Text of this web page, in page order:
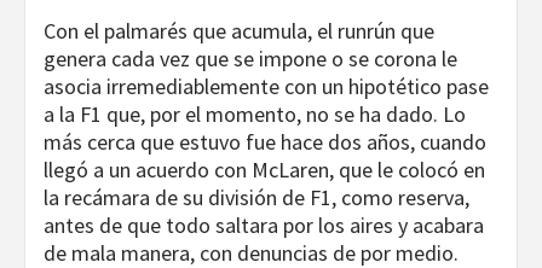
Con el palmarés que acumula, el runrún que
genera cada vez que se impone o se corona le
asocia irremediablemente con un hipotético pase
a la F1 que, por el momento, no se ha dado. Lo
más cerca que estuvo fue hace dos años, cuando
llegó a un acuerdo con McLaren, que le colocó en
la recámara de su división de F1, como reserva,
antes de que todo saltara por los aires y acabara
de mala manera, con denuncias de por medio.